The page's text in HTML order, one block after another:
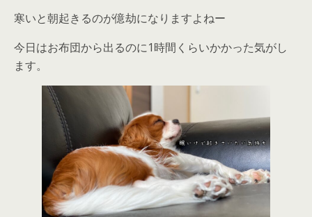
寒いと朝起きるのが億劫になりますよねー
今日はお布団から出るのに1時間くらいかかった気がし
ます。